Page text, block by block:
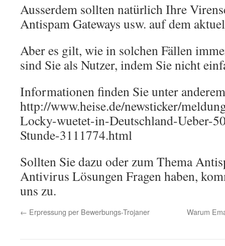
Ausserdem sollten natürlich Ihre
Antispam Gateways usw. auf dem
Aber es gilt, wie in solchen Fällen
sind Sie als Nutzer, indem Sie nicht
Informationen finden Sie unter
http://www.heise.de/newsticker/
Locky-wuetet-in-Deutschland-Ueber-
Stunde-3111774.html
Sollten Sie dazu oder zum Thema
Antivirus Lösungen Fragen haben,
uns zu.
← Erpressung per Bewerbungs-Trojaner Warum